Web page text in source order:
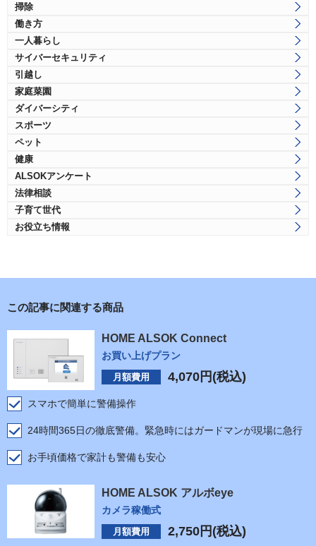
掃除
働き方
一人暮らし
サイバーセキュリティ
引越し
家庭菜園
ダイバーシティ
スポーツ
ペット
健康
ALSOKアンケート
法律相談
子育て世代
お役立ち情報
この記事に関連する商品
HOME ALSOK Connect
お買い上げプラン
月額費用 4,070 円(税込)
スマホで簡単に警備操作
24時間365日の徹底警備。緊急時にはガードマンが現場に急行
お手頃価格で家計も警備も安心
HOME ALSOK アルボeye
カメラ稼働式
月額費用 2,750 円(税込)